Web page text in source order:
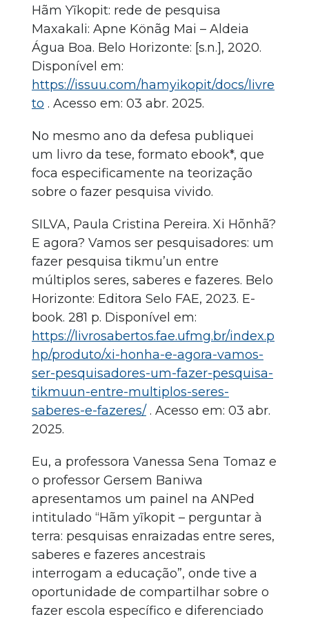
Hãm Yĩkopit: rede de pesquisa
Maxakali: Apne Könãg Mai – Aldeia
Água Boa. Belo Horizonte: [s.n.], 2020.
Disponível em:
https://issuu.com/hamyikopit/docs/livre
to . Acesso em: 03 abr. 2025.
No mesmo ano da defesa publiquei
um livro da tese, formato ebook*, que
foca especificamente na teorização
sobre o fazer pesquisa vivido.
SILVA, Paula Cristina Pereira. Xi Hõnhã?
E agora? Vamos ser pesquisadores: um
fazer pesquisa tikmu’un entre
múltiplos seres, saberes e fazeres. Belo
Horizonte: Editora Selo FAE, 2023. E-
book. 281 p. Disponível em:
https://livrosabertos.fae.ufmg.br/index.p
hp/produto/xi-honha-e-agora-vamos-
ser-pesquisadores-um-fazer-pesquisa-
tikmuun-entre-multiplos-seres-
saberes-e-fazeres/ . Acesso em: 03 abr.
2025.
Eu, a professora Vanessa Sena Tomaz e
o professor Gersem Baniwa
apresentamos um painel na ANPed
intitulado “Hãm yĩkopit – perguntar à
terra: pesquisas enraizadas entre seres,
saberes e fazeres ancestrais
interrogam a educação”, onde tive a
oportunidade de compartilhar sobre o
fazer escola específico e diferenciado